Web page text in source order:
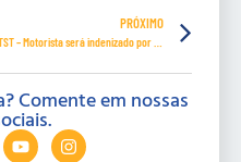
PRÓXIMO
Comente em nossas